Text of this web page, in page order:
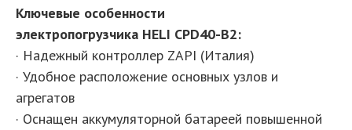
Ключевые особенности
электропогрузчика HELI CPD40-B2:
· Надежный контроллер ZAPI (Италия)
· Удобное расположение основных узлов и
агрегатов
· Оснащен аккумуляторной батареей повышенной